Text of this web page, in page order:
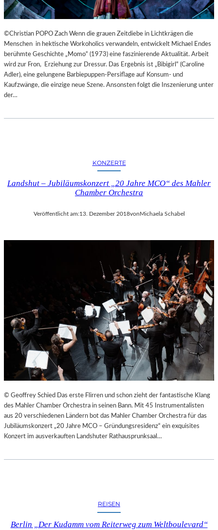
S
T
R
F
E
S
T
S
E
©Christian POPO Zach Wenn die grauen Zeitdiebe in Lichtkrägen die
Menschen in hektische Workoholics verwandeln, entwickelt Michael Endes
berühmte Geschichte „Momo“ (1973) eine faszinierende Aktualität. Arbeit
wird zur Fron, Erziehung zur Dressur. Das Ergebnis ist „Bibigirl“ (Caroline
Adler), eine gelungene Barbiepuppen-Persiflage auf Konsum- und
Kaufzwänge, die einzige neue Szene. Ansonsten folgt die Inszenierung unter
der…
KONZERTE
Landshut – Jubiläumskonzert „20 Jahre MCO“ des Mahler
Chamber Orchestra
Veröffentlicht am:13. Dezember 2018vonMichaela Schabel
© Geoffrey Schied Das erste Flirren und schon zieht der fantastische Klang
des Mahler Chamber Orchestra in seinen Bann. Mit 45 Instrumentalisten
aus 20 verschiedenen Ländern bot das Mahler Chamber Orchestra für das
Jubiläumskonzert „20 Jahre MCO – Gründungsresidenz“ ein exquisites
Konzert im ausverkauften Landshuter Rathausprunksaal…
REISEN
Berlin „Der Kudamm vom Reiterweg zum Weltboulevard“